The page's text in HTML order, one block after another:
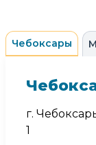
Чебоксары
г.
1